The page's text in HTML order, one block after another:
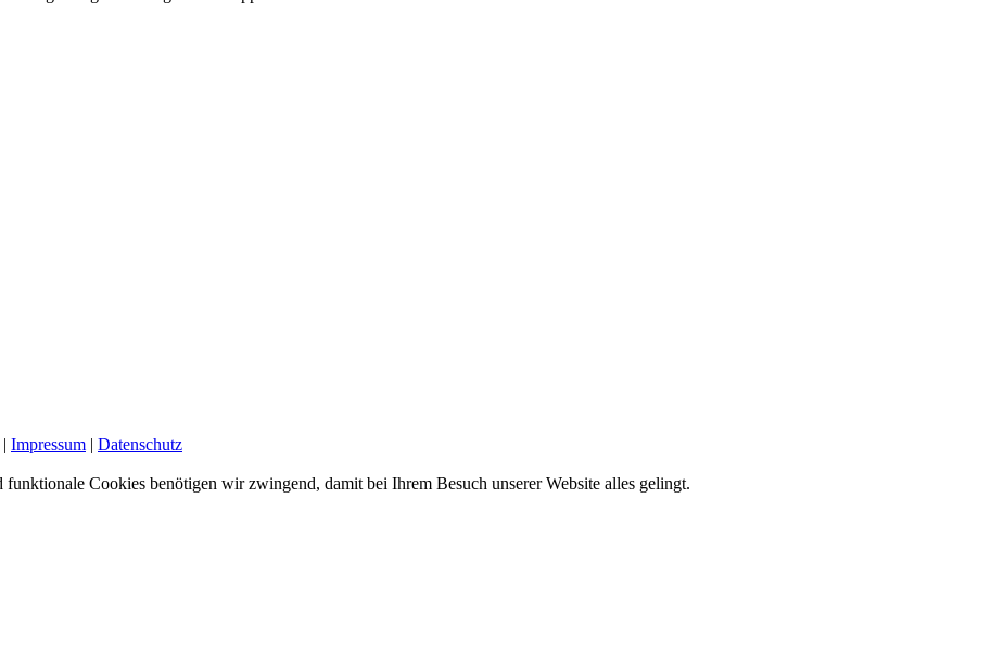
Impressum | Datenschutz
Cookies benötigen wir zwingend, damit bei Ihrem Besuch unserer Website alles gelingt.